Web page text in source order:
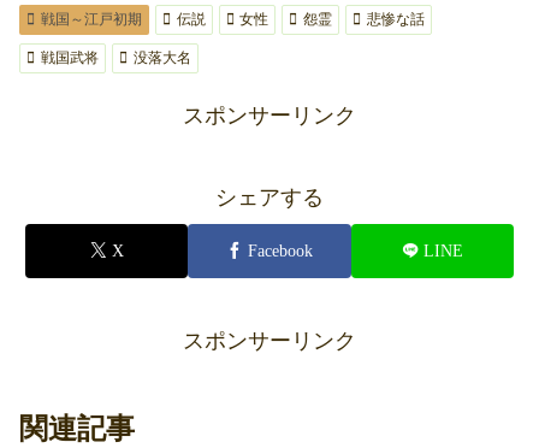
戦国～江戸初期 伝説 女性 怨霊 悲惨な話
戦国武将 没落大名
スポンサーリンク
シェアする
X Facebook LINE
スポンサーリンク
関連記事